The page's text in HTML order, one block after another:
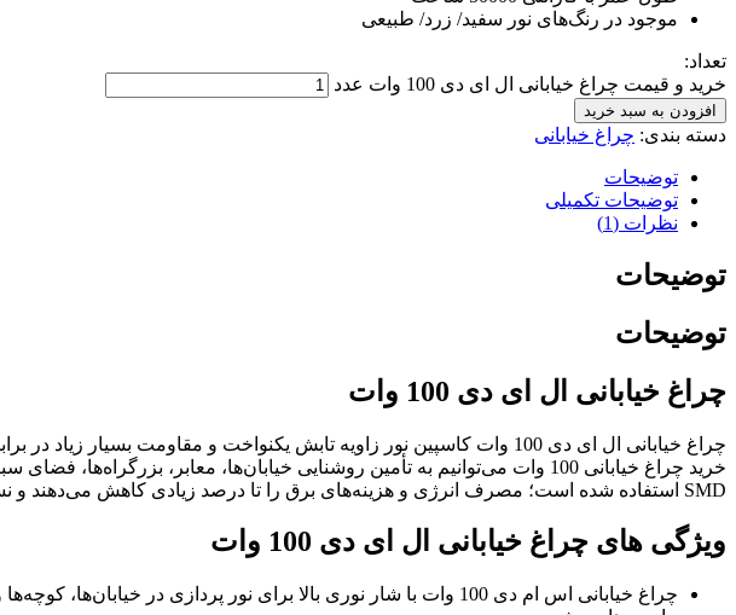
موجود در رنگ‌های نور سفید/ زرد/ طبیعی
تعداد:
خرید و قیمت چراغ خیابانی ال ای دی 100 وات عدد
افزودن به سبد خرید
دسته بندی: چراغ خیابانی
توضیحات
توضیحات تکمیلی
نظرات (1)
توضیحات
توضیحات
چراغ خیابانی ال ای دی 100 وات
چراغ خیابانی ال ای دی 100 وات کاسپین نور زاویه تابش یکنواخت و مقاومت
خرید چراغ خیابانی 100 وات می‌توانیم به تأمین روشنایی خیابان‌ها، معابر،
SMD استفاده شده است؛ مصرف انرژی و هزینه‌های برق را تا درصد زیادی کاهش می‌دهند و نسبت به لامپ‌های قدیمی پرمصرف عملکرد بهتری دارند.
ویژگی های چراغ خیابانی ال ای دی 100 وات
چراغ خیابانی اس ام دی 100 وات با شار نوری بالا برای نور